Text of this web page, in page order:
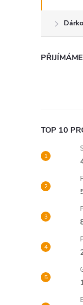
p
a
n
l
TOP 10